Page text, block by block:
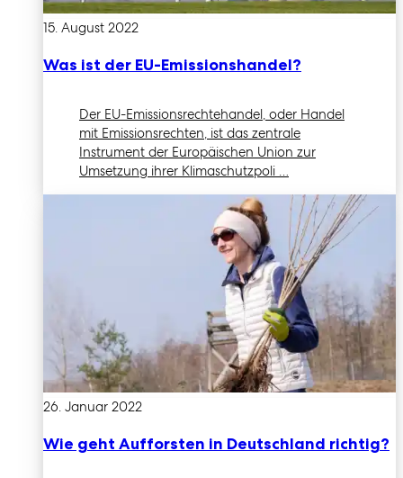
15. August 2022
Was ist der EU-Emissionshandel?
Der EU-Emissionsrechtehandel, oder Handel
mit Emissionsrechten, ist das zentrale
Instrument der Europäischen Union zur
Umsetzung ihrer Klimaschutzpoli …
26. Januar 2022
Wie geht Aufforsten in Deutschland richtig?